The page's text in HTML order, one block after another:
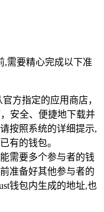
,需要精心完成以下准
方指定的应用商店，
安全、便捷地下载并
按照系统的详细提示,
有的钱包。
需要多个参与者的钱
准备好其他参与者的
钱包内生成的地址,也